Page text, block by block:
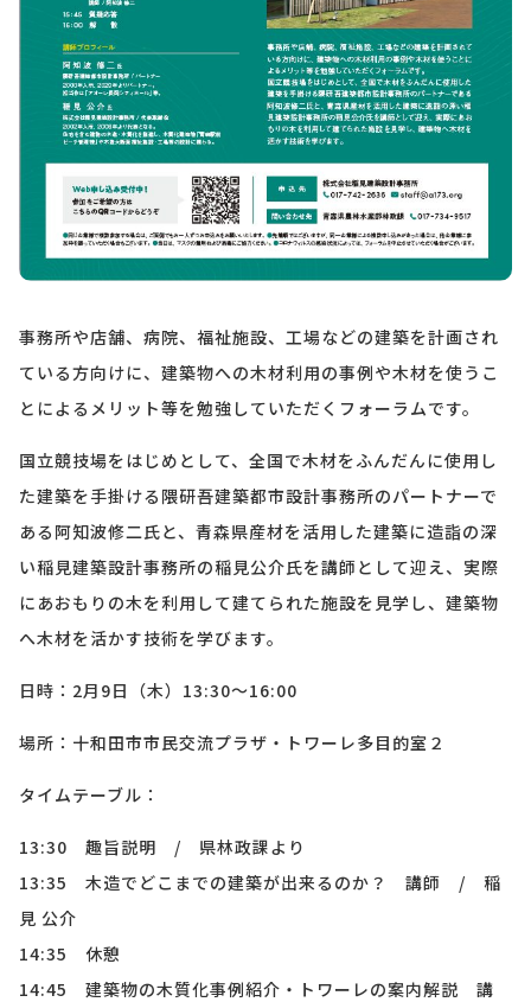
事務所や店舗、病院、福祉施設、工場などの建築を計画され
ている方向けに、建築物への木材利用の事例や木材を使うこ
とによるメリット等を勉強していただくフォーラムです。
国立競技場をはじめとして、全国で木材をふんだんに使用し
た建築を手掛ける隈研吾建築都市設計事務所のパートナーで
ある阿知波修二氏と、青森県産材を活用した建築に造詣の深
い稲見建築設計事務所の稲見公介氏を講師として迎え、実際
にあおもりの木を利用して建てられた施設を見学し、建築物
へ木材を活かす技術を学びます。
日時：2月9日（木）13:30～16:00
場所：十和田市市民交流プラザ・トワーレ多目的室２
タイムテーブル：
13:30 趣旨説明 / 県林政課より
13:35 木造でどこまでの建築が出来るのか？ 講師 / 稲
見 公介
14:35 休憩
14:45 建築物の木質化事例紹介・トワーレの案内解説 講